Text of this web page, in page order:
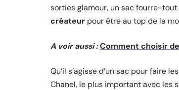
sorties glamour, un sac fourre-
créateur pour être au top de la
A voir aussi :Comment choisir
Qu’il s’agisse d’un sac pour faire
Chanel, le plus important avec les